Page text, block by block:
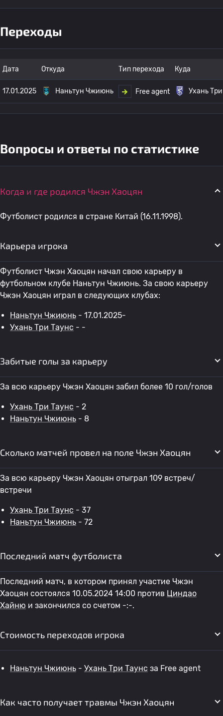
Переходы
Дата Откуда Тип перехода Куда
17.01.2025 Наньтун Чжиюнь Free agent Ухань
Вопросы и ответы по статистике
Когда и где родился Чжэн Хаоцян
Футболист родился в стране Китай (16.11.1998).
Карьера игрока
Футболист Чжэн Хаоцян начал свою карьеру в
футбольном клубе Наньтун Чжиюнь. За свою карьеру
Чжэн Хаоцян играл в следующих клубах:
Наньтун Чжиюнь - 17.01.2025-
Ухань Три Таунс - -
Забитые голы за карьеру
За всю карьеру Чжэн Хаоцян забил более 10 гол/голов
Ухань Три Таунс - 2
Наньтун Чжиюнь - 8
Сколько матчей провел на поле Чжэн Хаоцян
За всю карьеру Чжэн Хаоцян отыграл 109 встреч/
встречи
Ухань Три Таунс - 37
Наньтун Чжиюнь - 72
Последний матч футболиста
Последний матч, в котором принял участие Чжэн
Хаоцян состоялся 10.05.2024 14:00 против Циндао
Хайню и закончился со счетом -:-.
Стоимость переходов игрока
Наньтун Чжиюнь - Ухань Три Таунс за Free agent
Как часто получает травмы Чжэн Хаоцян